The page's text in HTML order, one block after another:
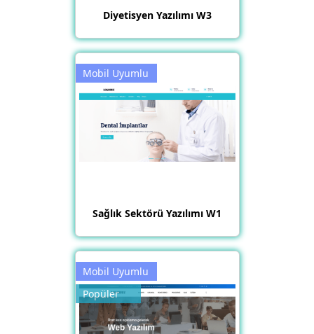
Diyetisyen Yazılımı W3
Mobil Uyumlu
Sağlık Sektörü Yazılımı W1
Mobil Uyumlu
Popüler